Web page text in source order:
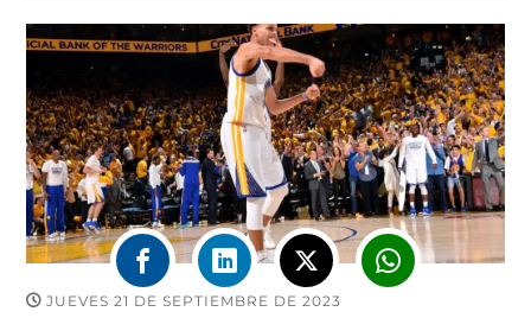
JUEVES 21 DE SEPTIEMBRE DE 2023